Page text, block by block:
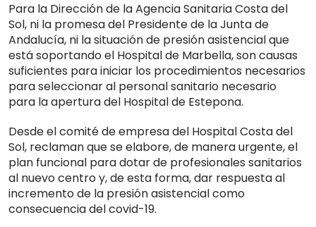
Para la Dirección de la Agencia Sanitaria Costa del
Sol, ni la promesa del Presidente de la Junta de
Andalucía, ni la situación de presión asistencial que
está soportando el Hospital de Marbella, son causas
suficientes para iniciar los procedimientos necesarios
para seleccionar al personal sanitario necesario
para la apertura del Hospital de Estepona.
Desde el comité de empresa del Hospital Costa del
Sol, reclaman que se elabore, de manera urgente, el
plan funcional para dotar de profesionales sanitarios
al nuevo centro y, de esta forma, dar respuesta al
incremento de la presión asistencial como
consecuencia del covid-19.